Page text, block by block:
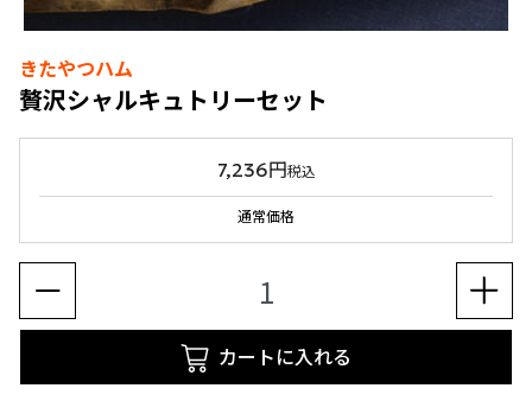
きたやつハム
贅沢シャルキュトリーセット
7,236円税込
通常価格
カートに入れる